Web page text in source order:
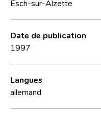
Esch-sur-Alzette
Date de publication
1997
Langues
allemand